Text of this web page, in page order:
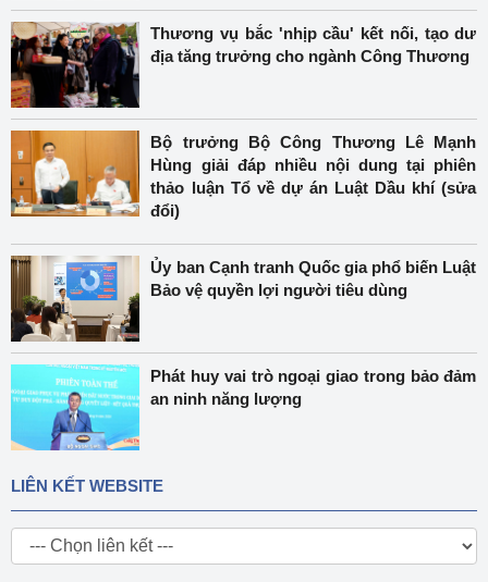
Thương vụ bắc 'nhịp cầu' kết nối, tạo dư
địa tăng trưởng cho ngành Công Thương
Bộ trưởng Bộ Công Thương Lê Mạnh
Hùng giải đáp nhiều nội dung tại phiên
thảo luận Tổ về dự án Luật Dầu khí (sửa
đổi)
Ủy ban Cạnh tranh Quốc gia phổ biến Luật
Bảo vệ quyền lợi người tiêu dùng
Phát huy vai trò ngoại giao trong bảo đảm
an ninh năng lượng
LIÊN KẾT WEBSITE